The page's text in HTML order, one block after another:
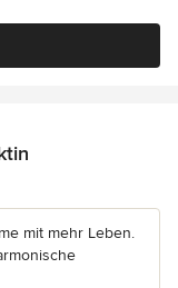
mit mehr Leben.